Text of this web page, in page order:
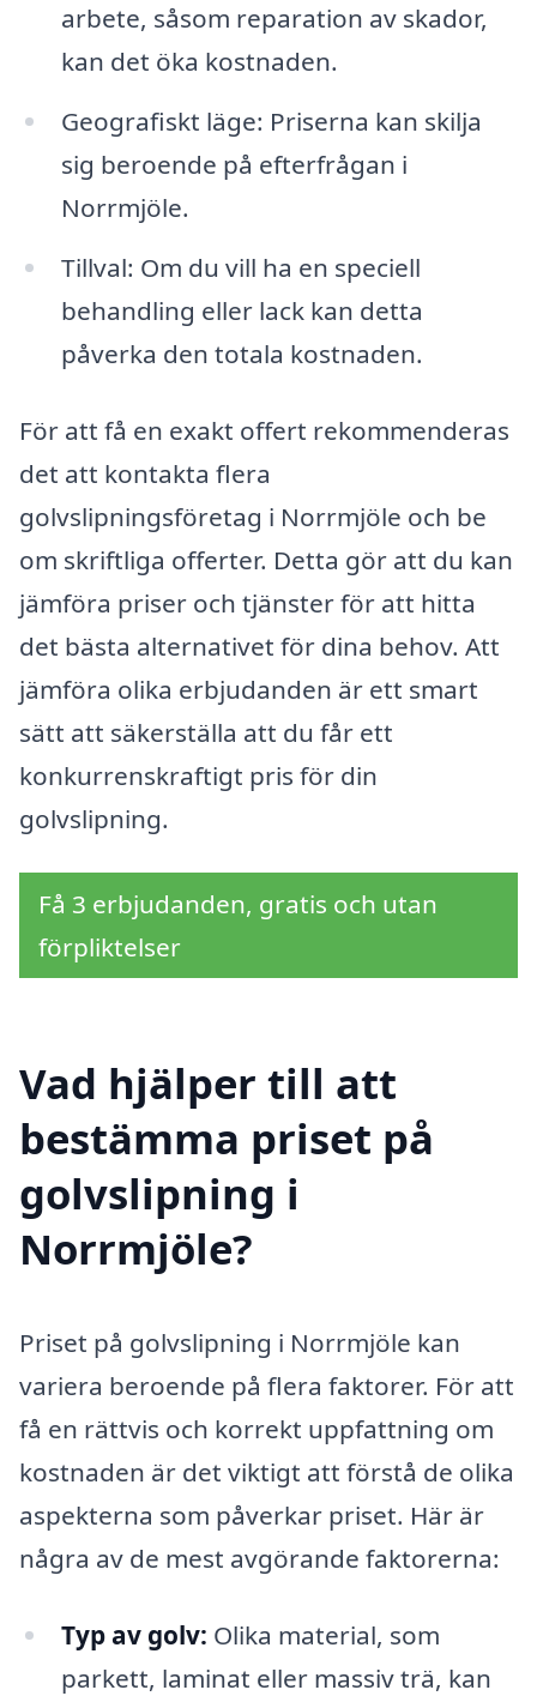
arbete, såsom reparation av skador,
kan det öka kostnaden.
Geografiskt läge: Priserna kan skilja
sig beroende på efterfrågan i
Norrmjöle.
Tillval: Om du vill ha en speciell
behandling eller lack kan detta
påverka den totala kostnaden.
För att få en exakt offert rekommenderas
det att kontakta flera
golvslipningsföretag i Norrmjöle och be
om skriftliga offerter. Detta gör att du kan
jämföra priser och tjänster för att hitta
det bästa alternativet för dina behov. Att
jämföra olika erbjudanden är ett smart
sätt att säkerställa att du får ett
konkurrenskraftigt pris för din
golvslipning.
Få 3 erbjudanden, gratis och utan
förpliktelser
Vad hjälper till att
bestämma priset på
golvslipning i
Norrmjöle?
Priset på golvslipning i Norrmjöle kan
variera beroende på flera faktorer. För att
få en rättvis och korrekt uppfattning om
kostnaden är det viktigt att förstå de olika
aspekterna som påverkar priset. Här är
några av de mest avgörande faktorerna:
Typ av golv: Olika material, som
parkett, laminat eller massiv trä, kan